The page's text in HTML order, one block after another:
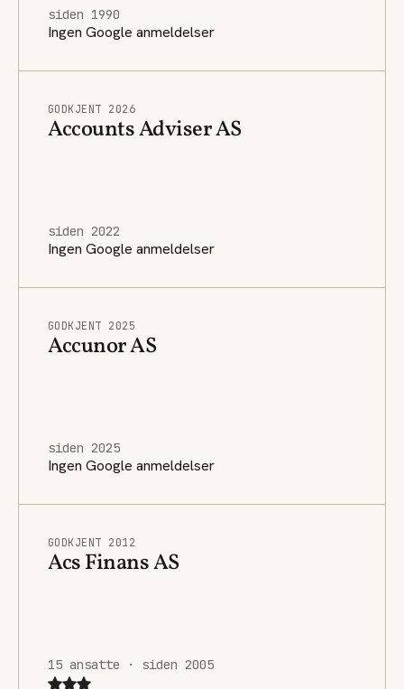
siden 1990
Ingen Google anmeldelser
GODKJENT 2026
Accounts Adviser AS
siden 2022
Ingen Google anmeldelser
GODKJENT 2025
Accunor AS
siden 2025
Ingen Google anmeldelser
GODKJENT 2012
Acs Finans AS
15 ansatte · siden 2005